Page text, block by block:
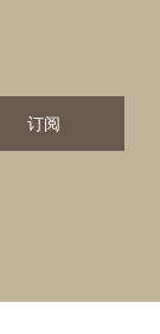
订阅